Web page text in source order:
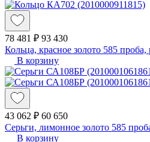
78 481 ₽ 93 430
Кольца, красное золото 585 проба,
В корзину
43 062 ₽ 60 650
Серьги, лимонное золото 585
В корзину